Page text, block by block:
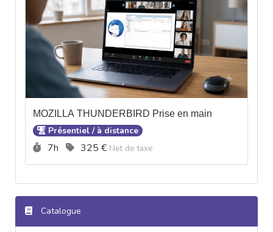
MOZILLA THUNDERBIRD Prise en main
Présentiel / à distance
Durée :
7h Prix :
325 € Net de taxe
Catalogue